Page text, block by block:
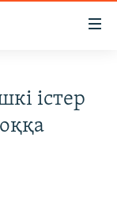
істер